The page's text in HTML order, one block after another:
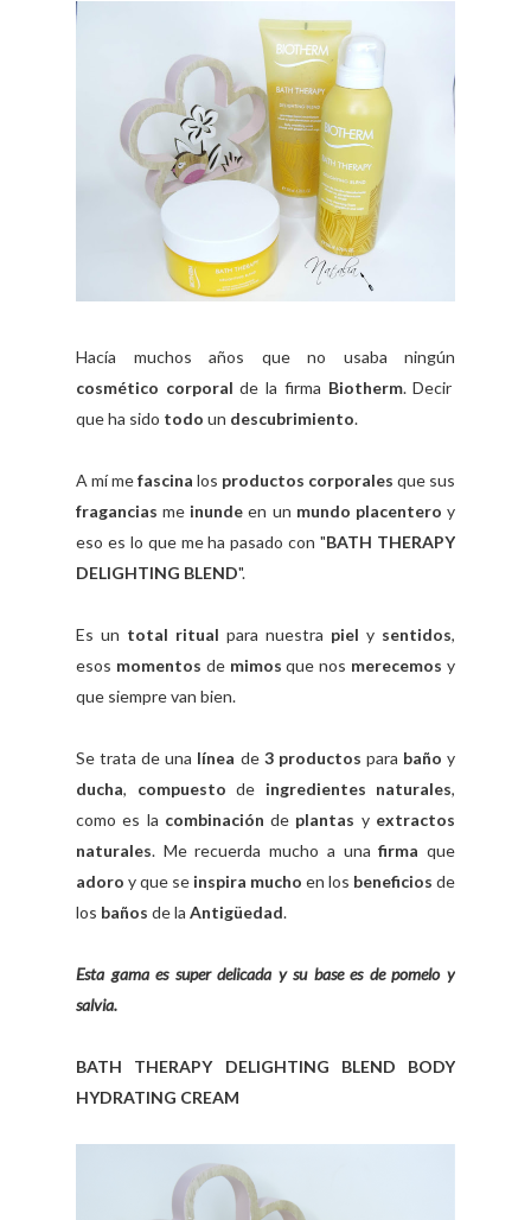
Hacía muchos años que no usaba ningún
cosmético corporal de la firma Biotherm. Decir
que ha sido todo un descubrimiento.
A mí mefascina los productos corporales que sus
fragancias me inunde en un mundo placentero y
eso es lo que me ha pasado con "BATH THERAPY
DELIGHTING BLEND".
Es un total ritual para nuestra piel y sentidos,
esos momentos de mimos que nos merecemos y
que siempre van bien.
Se trata de una línea de 3 productos para baño y
ducha, compuesto de ingredientes naturales,
como es la combinaciónde plantas y extractos
naturales. Me recuerda mucho a una firma que
adoro y que se inspira mucho en los beneficios de
los baños de la Antigüedad.
Esta gama es super delicada y su base es de pomelo y
salvia.
BATH THERAPY DELIGHTING BLEND BODY
HYDRATING CREAM